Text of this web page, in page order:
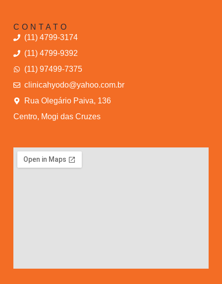
CONTATO
(11) 4799-3174
(11) 4799-9392
(11) 97499-7375
clinicahyodo@yahoo.com.br
Rua Olegário Paiva, 136
Centro, Mogi das Cruzes